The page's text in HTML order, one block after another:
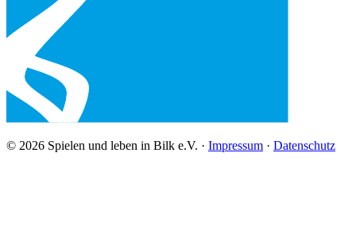
© 2026 Spielen und leben in Bilk e.V. · Impressum · Datenschutz